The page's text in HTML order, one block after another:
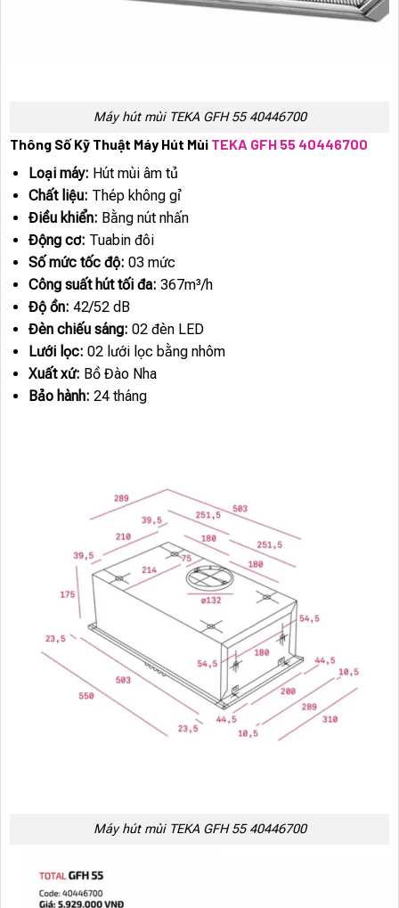
Máy hút mùi TEKA GFH 55 40446700
Thông Số Kỹ Thuật Máy Hút Mùi TEKA GFH 55 40446700
Loại máy: Hút mùi âm tủ
Chất liệu: Thép không gỉ
Điều khiển: Bằng nút nhấn
Động cơ: Tuabin đôi
Số mức tốc độ: 03 mức
Công suất hút tối đa: 367m³/h
Độ ồn: 42/52 dB
Đèn chiếu sáng: 02 đèn LED
Lưới lọc: 02 lưới lọc bằng nhôm
Xuất xứ: Bồ Đào Nha
Bảo hành: 24 tháng
Máy hút mùi TEKA GFH 55 40446700